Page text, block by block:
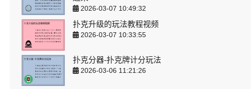
2026-03-07 10:49:32
扑克升级的玩法教程视频
2026-03-07 10:33:55
扑克分器-扑克牌计分玩法
2026-03-06 11:21:26